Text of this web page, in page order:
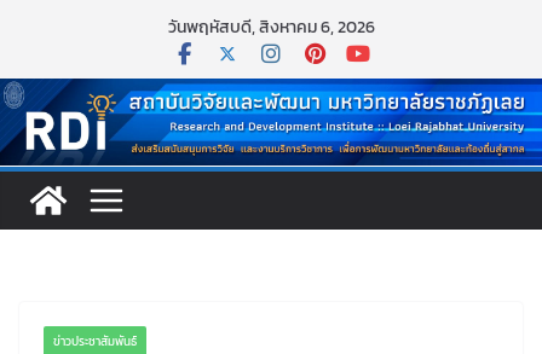
content
วันพฤหัสบดี, สิงหาคม 6, 2026
ข่าวประชาสัมพันธ์